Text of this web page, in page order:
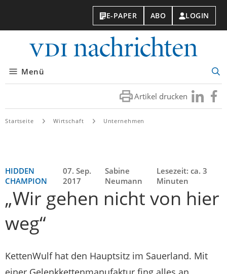
E-PAPER ABO LOGIN
Menü
Artikel drucken Besuchen
Sie
Sie
Startseite Wirtschaft Unternehmen
HIDDEN
CHAMPION
07. Sep.
2017
Sabine
Neumann
Lesezeit: ca. 3
Minuten
„Wir gehen nicht von hier
weg“
KettenWulf hat den Hauptsitz im Sauerland. Mit